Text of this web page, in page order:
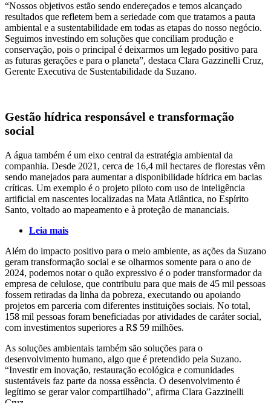
“Nossos objetivos estão sendo endereçados e temos alcançado
resultados que refletem bem a seriedade com que tratamos a pauta
ambiental e a sustentabilidade em todas as etapas do nosso negócio.
Seguimos investindo em soluções que conciliam produção e
conservação, pois o principal é deixarmos um legado positivo para
as futuras gerações e para o planeta”, destaca Clara Gazzinelli Cruz,
Gerente Executiva de Sustentabilidade da Suzano.
Gestão hídrica responsável e transformação
social
A água também é um eixo central da estratégia ambiental da
companhia. Desde 2021, cerca de 16,4 mil hectares de florestas vêm
sendo manejados para aumentar a disponibilidade hídrica em bacias
críticas. Um exemplo é o projeto piloto com uso de inteligência
artificial em nascentes localizadas na Mata Atlântica, no Espírito
Santo, voltado ao mapeamento e à proteção de mananciais.
Leia mais
Além do impacto positivo para o meio ambiente, as ações da Suzano
geram transformação social e se olharmos somente para o ano de
2024, podemos notar o quão expressivo é o poder transformador da
empresa de celulose, que contribuiu para que mais de 45 mil pessoas
fossem retiradas da linha da pobreza, executando ou apoiando
projetos em parceria com diferentes instituições sociais. No total,
158 mil pessoas foram beneficiadas por atividades de caráter social,
com investimentos superiores a R$ 59 milhões.
As soluções ambientais também são soluções para o
desenvolvimento humano, algo que é pretendido pela Suzano.
“Investir em inovação, restauração ecológica e comunidades
sustentáveis faz parte da nossa essência. O desenvolvimento é
legítimo se gerar valor compartilhado”, afirma Clara Gazzinelli